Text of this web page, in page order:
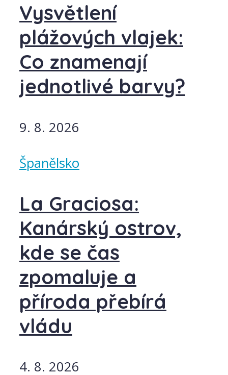
Vysvětlení
plážových vlajek:
Co znamenají
jednotlivé barvy?
9. 8. 2026
Španělsko
La Graciosa:
Kanárský ostrov,
kde se čas
zpomaluje a
příroda přebírá
vládu
4. 8. 2026